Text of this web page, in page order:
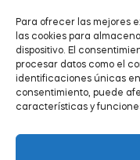
Para ofrecer las mejores
las cookies para
dispositivo. El
procesar datos como el
identificaciones únicas en
consentimiento, puede
características y
Política de
Envíos
Política